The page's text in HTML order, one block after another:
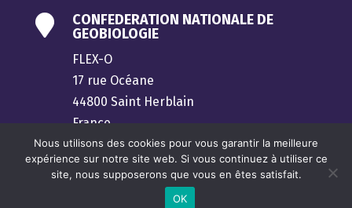

CONFEDERATION NATIONALE DE
GEOBIOLOGIE
FLEX-O
17 rue Océane
44800 Saint Herblain
France
contact@confederation-geobiologie.fr
Nous utilisons des cookies pour vous garantir la meilleure
expérience sur notre site web. Si vous continuez à utiliser ce
site, nous supposerons que vous en êtes satisfait.
OK